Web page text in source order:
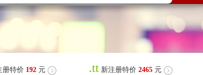
册特价 192 元 .tt 新注册特价 2465 元